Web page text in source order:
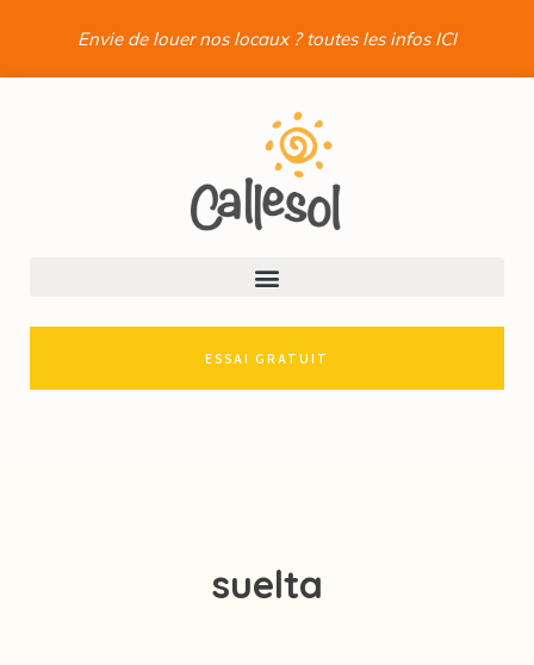
Envie de louer nos locaux ? toutes les infos ICI
ESSAI GRATUIT
suelta